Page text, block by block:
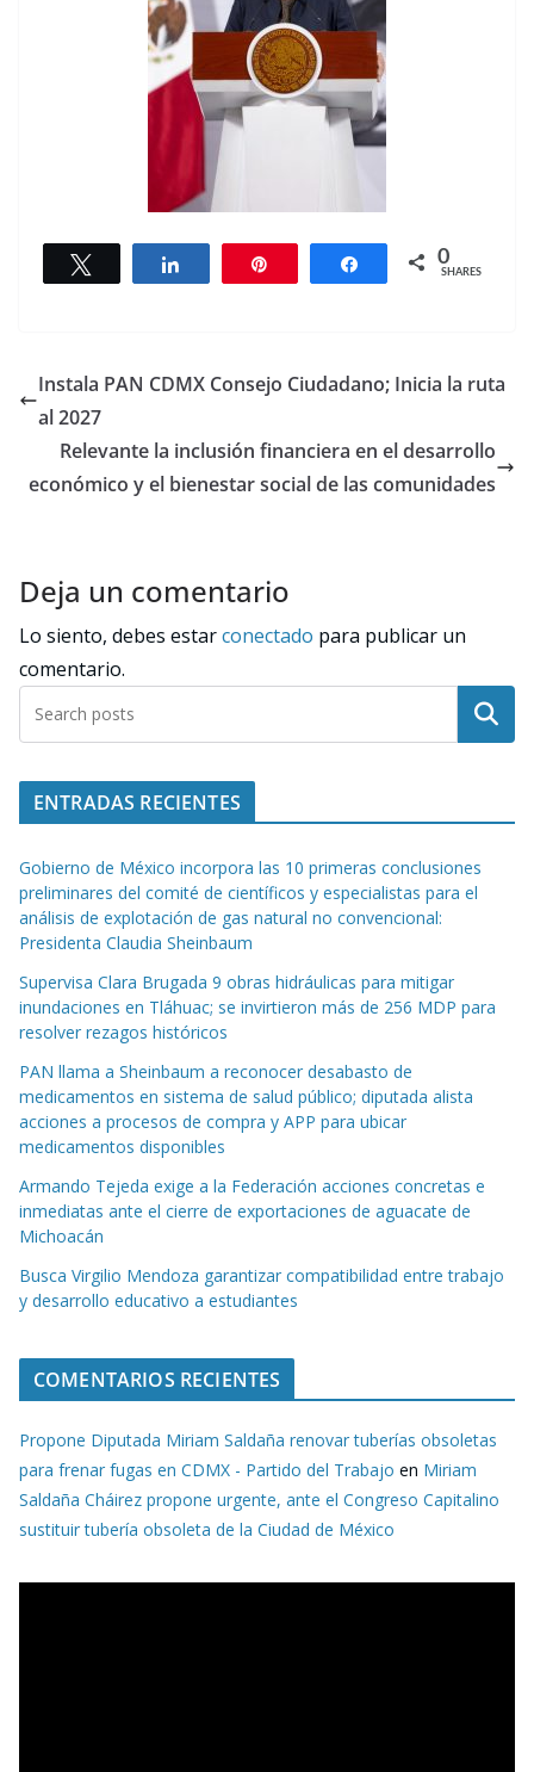
Share 0
SHARES
Instala PAN CDMX Consejo Ciudadano; Inicia la ruta
al 2027
Relevante la inclusión financiera en el desarrollo
económico y el bienestar social de las comunidades
Deja un comentario
Lo siento, debes estarconectado para publicar un
comentario.
Buscar
ENTRADAS RECIENTES
Gobierno de México incorpora las 10 primeras conclusiones
preliminares del comité de científicos y especialistas para el
análisis de explotación de gas natural no convencional:
Presidenta Claudia Sheinbaum
Supervisa Clara Brugada 9 obras hidráulicas para mitigar
inundaciones en Tláhuac; se invirtieron más de 256 MDP para
resolver rezagos históricos
PAN llama a Sheinbaum a reconocer desabasto de
medicamentos en sistema de salud público; diputada alista
acciones a procesos de compra y APP para ubicar
medicamentos disponibles
Armando Tejeda exige a la Federación acciones concretas e
inmediatas ante el cierre de exportaciones de aguacate de
Michoacán
Busca Virgilio Mendoza garantizar compatibilidad entre trabajo
y desarrollo educativo a estudiantes
COMENTARIOS RECIENTES
Propone Diputada Miriam Saldaña renovar tuberías obsoletas
para frenar fugas en CDMX - Partido del Trabajo en Miriam
Saldaña Cháirez propone urgente, ante el Congreso Capitalino
sustituir tubería obsoleta de la Ciudad de México